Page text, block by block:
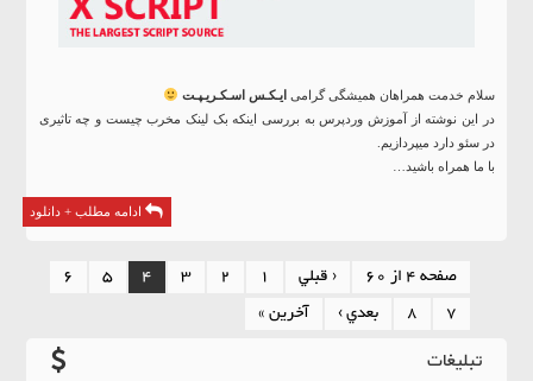
سلام خدمت همراهان همیشگی گرامی ایـکـس اسـکـریـپـت
در این نوشته از آموزش وردپرس به بررسی اینکه بک لینک مخرب چیست و چه تاثیری
در سئو دارد میپردازیم.
با ما همراه باشید…
ادامه مطلب + دانلود
صفحه 4 از 60 ‹ قبلي 1
2
3
4
5
6
7
8 بعدي › آخرين »
تبلیغات